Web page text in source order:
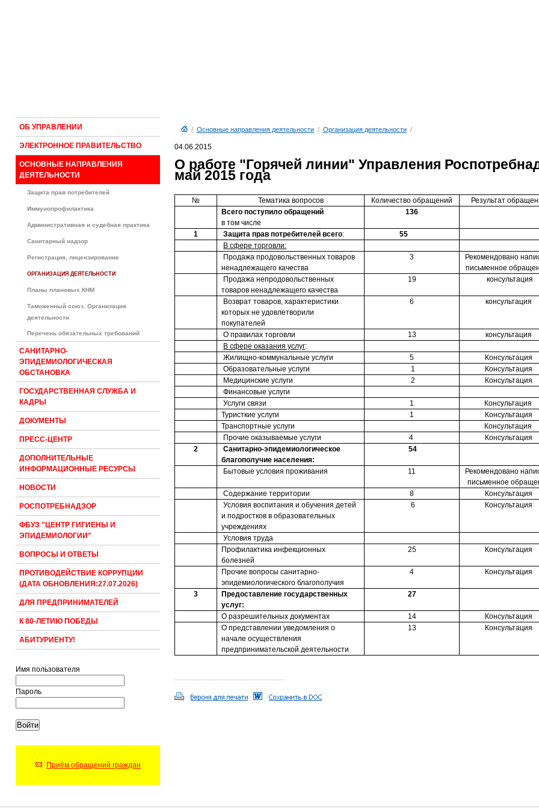
ОБ УПРАВЛЕНИИ
ЭЛЕКТРОННОЕ ПРАВИТЕЛЬСТВО
ОСНОВНЫЕ НАПРАВЛЕНИЯ
ДЕЯТЕЛЬНОСТИ
Защита прав потребителей
Иммунопрофилактика
Административная и судебная практика
Санитарный надзор
Регистрация, лицензирование
ОРГАНИЗАЦИЯ ДЕЯТЕЛЬНОСТИ
Планы плановых КНМ
Таможенный союз. Организация
деятельности
Перечень обязательных требований
САНИТАРНО-
ЭПИДЕМИОЛОГИЧЕСКАЯ
ОБСТАНОВКА
ГОСУДАРСТВЕННАЯ СЛУЖБА И
КАДРЫ
ДОКУМЕНТЫ
ПРЕСС-ЦЕНТР
ДОПОЛНИТЕЛЬНЫЕ
ИНФОРМАЦИОННЫЕ РЕСУРСЫ
НОВОСТИ
РОСПОТРЕБНАДЗОР
ФБУЗ "ЦЕНТР ГИГИЕНЫ И
ЭПИДЕМИОЛОГИИ"
ВОПРОСЫ И ОТВЕТЫ
ПРОТИВОДЕЙСТВИЕ КОРРУПЦИИ
(ДАТА ОБНОВЛЕНИЯ:27.07.2026)
ДЛЯ ПРЕДПРИНИМАТЕЛЕЙ
К 80-ЛЕТИЮ ПОБЕДЫ
АБИТУРИЕНТУ!
Имя пользователя
Пароль
Приём обращений граждан
/ Основные направления деятельности/ Организация деятельности/
04.06.2015
О работе "Горячей линии" Управления
май 2015 года
№ Тематика вопросов Количество обращений
Результат
Всего поступило обращений
в том числе
136
1 Защита прав потребителей всего:
55
В сфере торговли:
Продажа продовольственных товаров
ненадлежащего качества
3
Рекомендовано
письменное
Продажа непродовольственных
товаров ненадлежащего качества
19 консультация
Возврат товаров, характеристики
которых не удовлетворили
покупателей
6 консультация
О правилах торговли 13
консультация
В сфере оказания услуг:
Жилищно-коммунальные услуги
5
Консультация
Образовательные услуги
1
Консультация
Медицинские услуги
2
Консультация
Финансовые услуги
Услуги связи
1
Консультация
Туристкие услуги
1
Консультация
Транспортные услуги
Консультация
Прочие оказываемые услуги
4
Консультация
2
Санитарно-эпидемиологическое
благополучие населения:
54
Бытовые условия проживания 11
Рекомендовано
письменное
Содержание территории
8
Консультация
Условия воспитания и обучения детей
и подростков в образовательных
учреждениях
6 Консультация
Условия труда
Профилактика инфекционных
болезней
25 Консультация
Прочие вопросы санитарно-
эпидемиологического благополучия
4 Консультация
3
Предоставление государственных
услуг:
27
О разрешительных документах 14
Консультация
О представлении уведомления о
начале осуществления
предпринимательской деятельности
13 Консультация